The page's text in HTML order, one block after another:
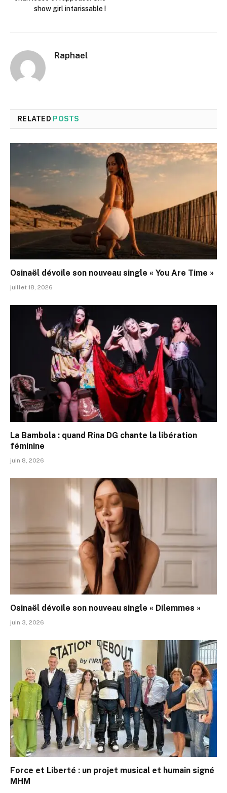
show girl intarissable !
Raphael
RELATED POSTS
Osinaël dévoile son nouveau single « You Are Time »
juillet 18, 2026
La Bambola : quand Rina DG chante la libération
féminine
juin 8, 2026
Osinaël dévoile son nouveau single « Dilemmes »
juin 3, 2026
Force et Liberté : un projet musical et humain signé
MHM